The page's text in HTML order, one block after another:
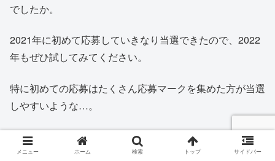
でしたか。
2021年に初めて応募していきなり当選できたので、2022
年もぜひ試してみてください。
特に初めての応募はたくさん応募マークを集めた方が当選
しやすいような…。
余裕があったら数口応募も挑戦して、また報告しますね。
メニュー ホーム 検索 トップ サイドバー